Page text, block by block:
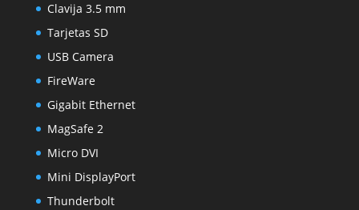
Clavija 3.5 mm
Tarjetas SD
USB Camera
FireWare
Gigabit Ethernet
MagSafe 2
Micro DVI
Mini DisplayPort
Thunderbolt